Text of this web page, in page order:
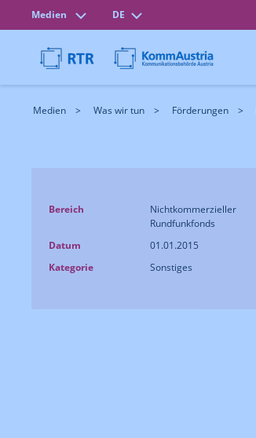
Medien DE
Medien Was wir tun Förderungen
Bereich
Nichtkommerzieller
Rundfunkfonds
Datum
01.01.2015
Kategorie
Sonstiges